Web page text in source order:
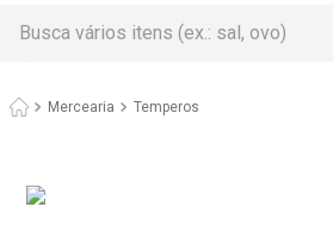
Mercearia Temperos